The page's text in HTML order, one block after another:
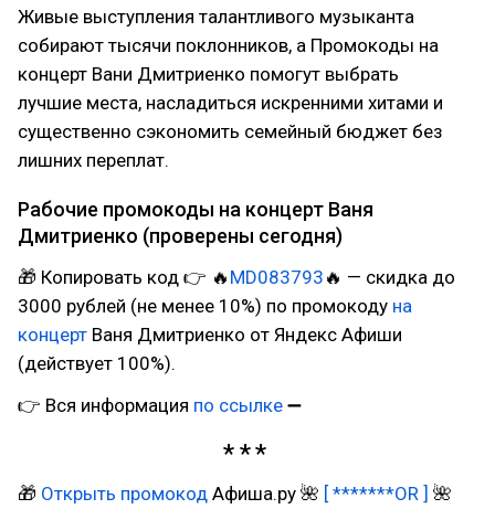
Живые выступления талантливого музыканта
собирают тысячи поклонников, а Промокоды на
концерт Вани Дмитриенко помогут выбрать
лучшие места, насладиться искренними хитами и
существенно сэкономить семейный бюджет без
лишних переплат.
Рабочие промокоды на концерт Ваня
Дмитриенко (проверены сегодня)
🎁 Копировать код 👉 🔥 MD083793 🔥 — скидка до
3000 рублей (не менее 10%) по промокоду на
концерт Ваня Дмитриенко от Яндекс Афиши
(действует 100%).
👉 Вся информация по ссылке ➖
🎁 Открыть промокод Афиша.ру 🌺 [ *******OR ] 🌺